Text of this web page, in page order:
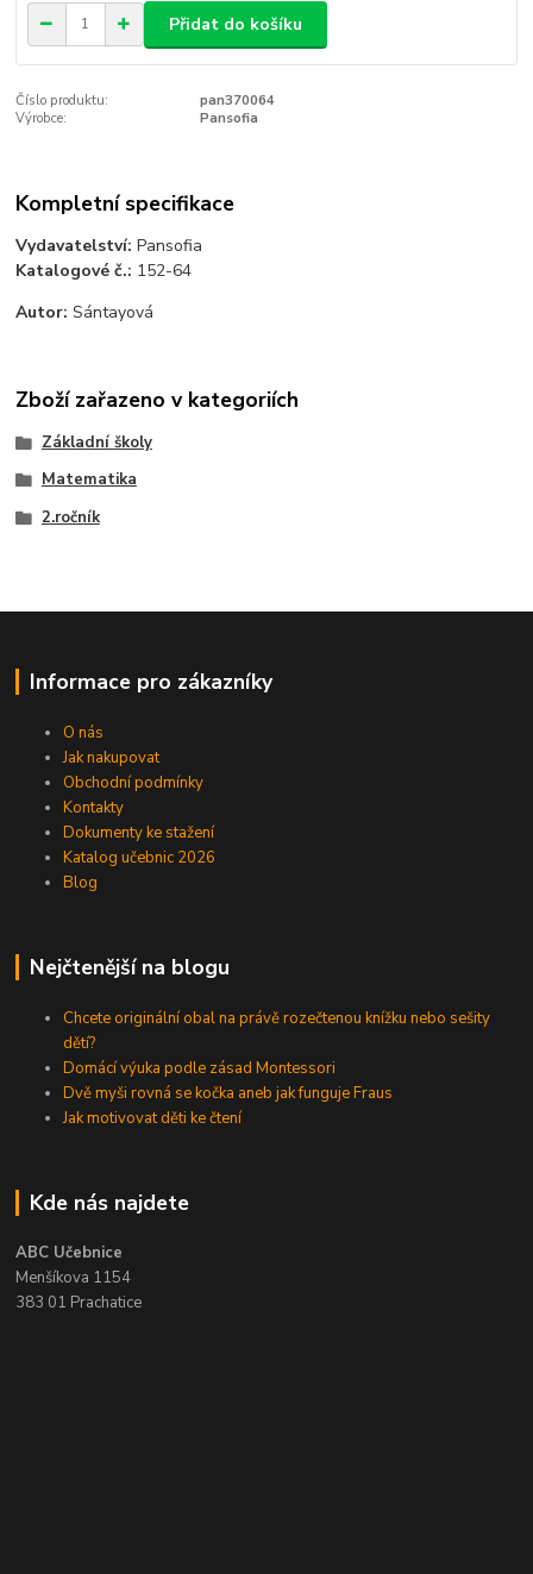
Přidat do košíku
Číslo produktu:
pan370064
Výrobce:
Pansofia
Kompletní specifikace
Vydavatelství:Pansofia
Katalogové č.: 152-64
Autor: Sántayová
Zboží zařazeno v kategoriích
Základní školy
Matematika
2.ročník
Informace pro zákazníky
O nás
Jak nakupovat
Obchodní podmínky
Kontakty
Dokumenty ke stažení
Katalog učebnic 2026
Blog
Nejčtenější na blogu
Chcete originální obal na právě rozečtenou knížku nebo sešity
dětí?
Domácí výuka podle zásad Montessori
Dvě myši rovná se kočka aneb jak funguje Fraus
Jak motivovat děti ke čtení
Kde nás najdete
ABC Učebnice
Menšíkova 1154
383 01 Prachatice